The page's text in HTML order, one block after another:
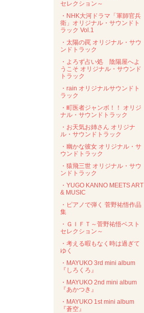
セレクション～
・NHK大河ドラマ「軍師官兵
衛」オリジナル・サウンドト
ラック Vol.1
・太陽の罠 オリジナル・サウ
ンドトラック
・よろず占い処 陰陽屋へよ
うこそ オリジナル・サウンド
トラック
・rain オリジナルサウンドト
ラック
・町医者ジャンボ！！ オリジ
ナル・サウンドトラック
・お天気お姉さん オリジナ
ル・サウンドトラック
・幽かな彼女 オリジナル・サ
ウンドトラック
・猿飛三世 オリジナル・サウ
ンドトラック
・YUGO KANNO MEETS ART
& MUSIC
・ピアノで弾く 菅野祐悟作品
集
・ＧＩＦＴ～菅野祐悟ベスト
セレクション～
・考える暇もなく時は過ぎて
ゆく
・MAYUKO 3rd mini album
『しろくろ』
・MAYUKO 2nd mini album
『あかつき』
・MAYUKO 1st mini album
『蒼空』